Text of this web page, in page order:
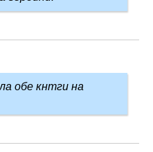
обе кнтги на